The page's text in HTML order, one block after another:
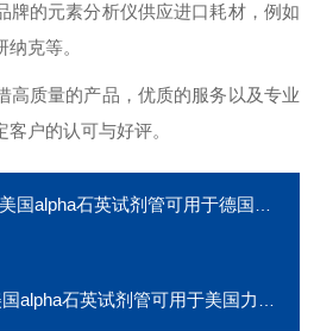
牌的元素分析仪供应进口耗材，例如
克等。
高质量的产品，优质的服务以及专业
户的认可与好评。
alpha石英试剂管可用于德国Elementar
alpha石英试剂管可用于美国力可leco